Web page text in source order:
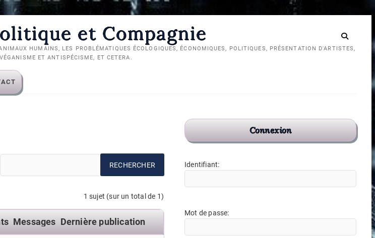
et Compagnie
HUMAINS, LES PROBLÉMATIQUES ÉCOLOGIQUES, ÉCONOMIQUES, POLITIQUES, PRÉSENTATION D'ARTISTES,
ET ANTISPÉCISME, ET CETERA.
et
Compagnie
et
Compagnie
1 sujet (sur un total de 1)
Messages Dernière publication
Connexion
Identifiant:
Mot de passe: